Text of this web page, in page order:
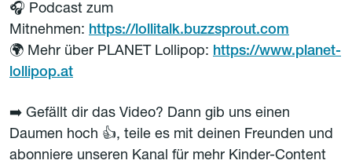
🎧 Podcast zum
Mitnehmen: https://lollitalk.buzzsprout.com
🌍 Mehr über PLANET Lollipop: https://www.planet-
lollipop.at
➡️ Gefällt dir das Video? Dann gib uns einen
Daumen hoch 👍, teile es mit deinen Freunden und
abonniere unseren Kanal für mehr Kinder-Content